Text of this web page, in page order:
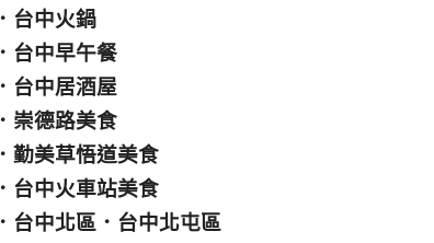
． 台中火鍋
． 台中早午餐
． 台中居酒屋
． 崇德路美食
．勤美草悟道美食
． 台中火車站美食
． 台中北區 ． 台中北屯區